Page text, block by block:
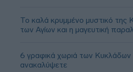
Το καλά κρυμμένο μυστικό της
των Αγίων και η μαγευτική
6 γραφικά χωριά των Κυκλάδων
ανακαλύψετε